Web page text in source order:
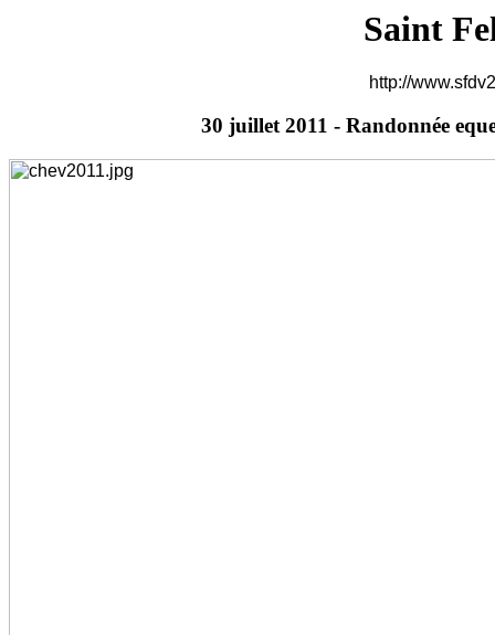
Saint
http://
30 juillet 2011 - Randonnée